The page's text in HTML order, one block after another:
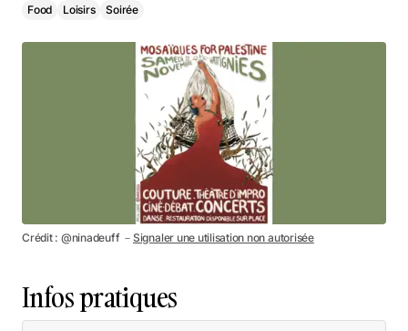
Food Loisirs Soirée
Crédit : @ninadeuff － Signaler une utilisation non autorisée
Infos pratiques